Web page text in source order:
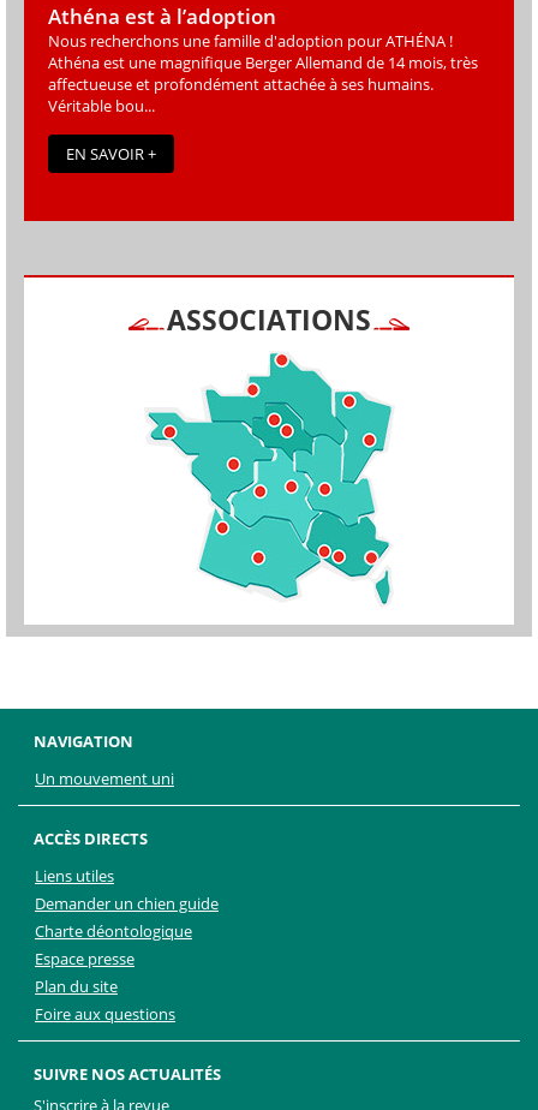
Athéna est à l’adoption
Nous recherchons une famille d'adoption pour ATHÉNA !
Athéna est une magniﬁque Berger Allemand de 14 mois, très
affectueuse et profondément attachée à ses humains.
Véritable bou...
EN SAVOIR +
ASSOCIATIONS
NAVIGATION
Un mouvement uni
ACCÈS DIRECTS
Liens utiles
Demander un chien guide
Charte déontologique
Espace presse
Plan du site
Foire aux questions
SUIVRE NOS ACTUALITÉS
S'inscrire à la revue